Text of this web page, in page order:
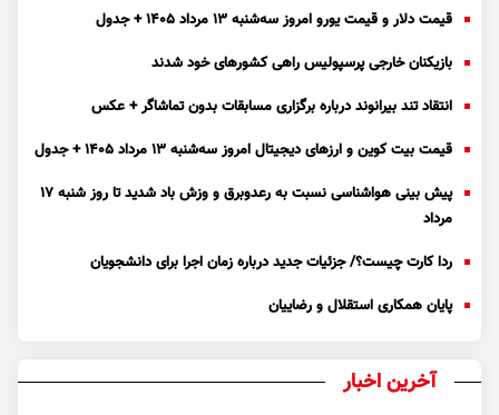
قیمت دلار و قیمت یورو امروز سه‌شنبه ۱۳ مرداد ۱۴۰۵ + جدول
بازیکنان خارجی پرسپولیس راهی کشور‌های خود شدند
انتقاد تند بیرانوند درباره برگزاری مسابقات بدون تماشاگر + عکس
قیمت بیت کوین و ارز‌های دیجیتال امروز سه‌شنبه ۱۳ مرداد ۱۴۰۵ + جدول
پیش بینی هواشناسی نسبت به رعدوبرق و وزش باد شدید تا روز شنبه ۱۷
مرداد
ردا کارت چیست؟/ جزئیات جدید درباره زمان اجرا برای دانشجویان
پایان همکاری استقلال و رضاییان
آخرین اخبار